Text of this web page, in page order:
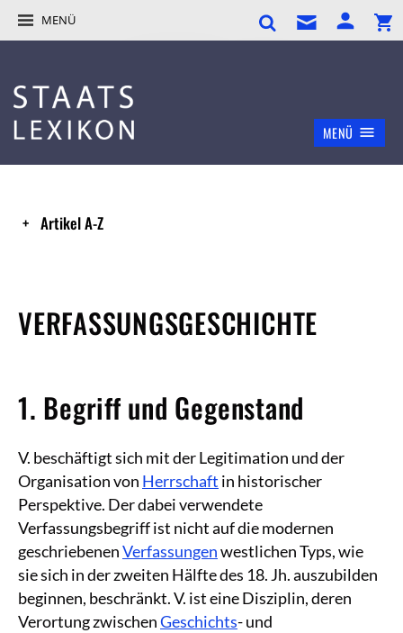
MENÜ
MENÜ
Artikel A-Z
VERFASSUNGSGESCHICHTE
1. Begriff und Gegenstand
V. beschäftigt sich mit der Legitimation und der
Organisation von Herrschaft in historischer
Perspektive. Der dabei verwendete
Verfassungsbegriff ist nicht auf die modernen
geschriebenenVerfassungenwestlichen Typs, wie
sie sich in der zweiten Hälfte des 18. Jh. auszubilden
beginnen, beschränkt. V. ist eine Disziplin, deren
Verortung zwischenGeschichts- und